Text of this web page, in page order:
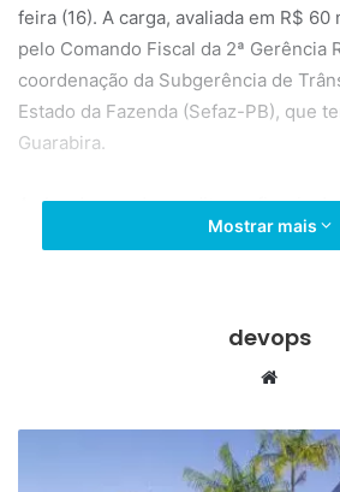
feira (16). A carga, avaliada em R$
pelo Comando Fiscal da 2ª Gerência
coordenação da Subgerência de
Estado da Fazenda (Sefaz-PB), que
Guarabira.
A abordagem dos auditores fiscais
2ª Gerência Regional aconteceu no
eles terem recebido uma denúncia.
A carga, sem nota fiscal, foi autuada
quitados e depositados nesta
Mostrar mais
devops
b
s